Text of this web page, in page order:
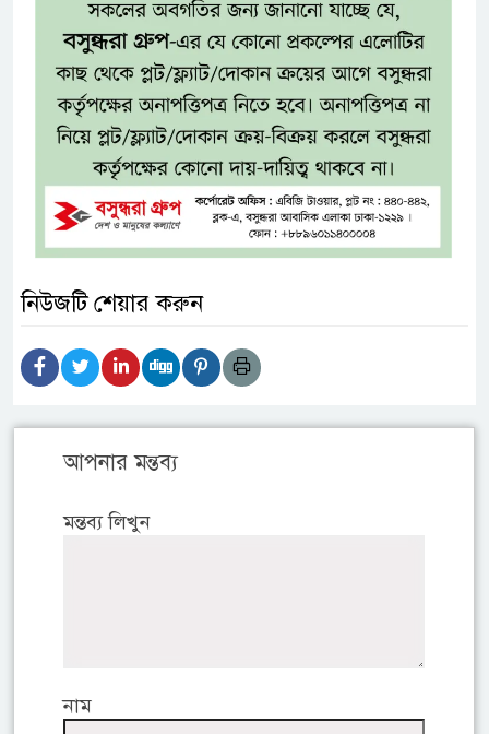
নিউজটি শেয়ার করুন
আপনার মন্তব্য
মন্তব্য লিখুন
নাম